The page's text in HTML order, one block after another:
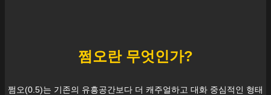
쩜오란 무엇인가?
쩜오(0.5)는 기존의 유흥공간보다 더 캐주얼하고 대화 중심적인 형태